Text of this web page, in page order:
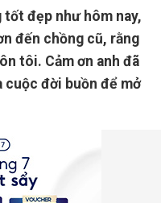
đẹp như hôm nay,
đến chồng cũ, rằng
tôi. Cảm ơn anh đã
đời buồn để mở